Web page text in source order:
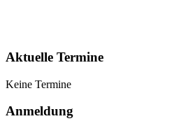
Aktuelle Termine
Keine Termine
Anmeldung